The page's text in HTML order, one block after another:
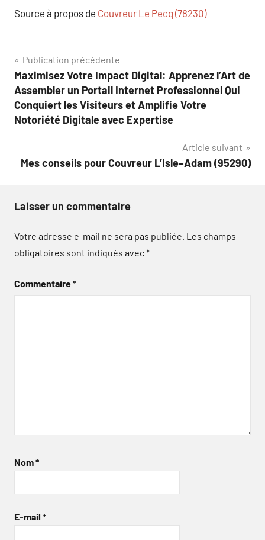
Source à propos de Couvreur Le Pecq (78230)
Navigation
de
l’article
Publication précédente
Maximisez Votre Impact Digital: Apprenez l’Art de
Assembler un Portail Internet Professionnel Qui
Conquiert les Visiteurs et Amplifie Votre
Notoriété Digitale avec Expertise
Article suivant
Mes conseils pour Couvreur L’Isle–Adam (95290)
Laisser un commentaire
Votre adresse e-mail ne sera pas publiée. Les champs
obligatoires sont indiqués avec*
Commentaire*
Nom*
E-mail *